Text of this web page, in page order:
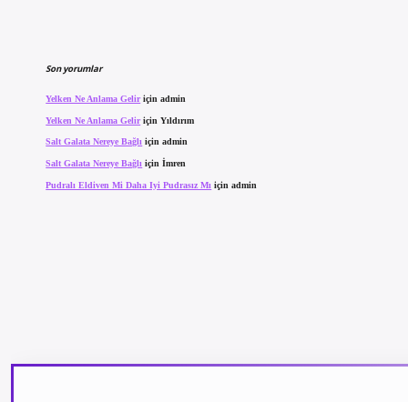
Son yorumlar
Yelken Ne Anlama Geliriçinadmin
Yelken Ne Anlama GeliriçinYıldırım
Salt Galata Nereye Bağlı içinadmin
Salt Galata Nereye Bağlı içinİmren
Pudralı Eldiven Mi Daha Iyi Pudrasız Mı içinadmin